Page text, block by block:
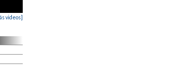
videos]